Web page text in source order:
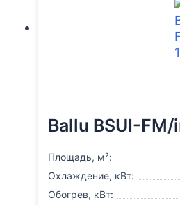
Ballu BSUI-
Площадь, м²:
Охлаждение, кВт:
Обогрев, кВт: